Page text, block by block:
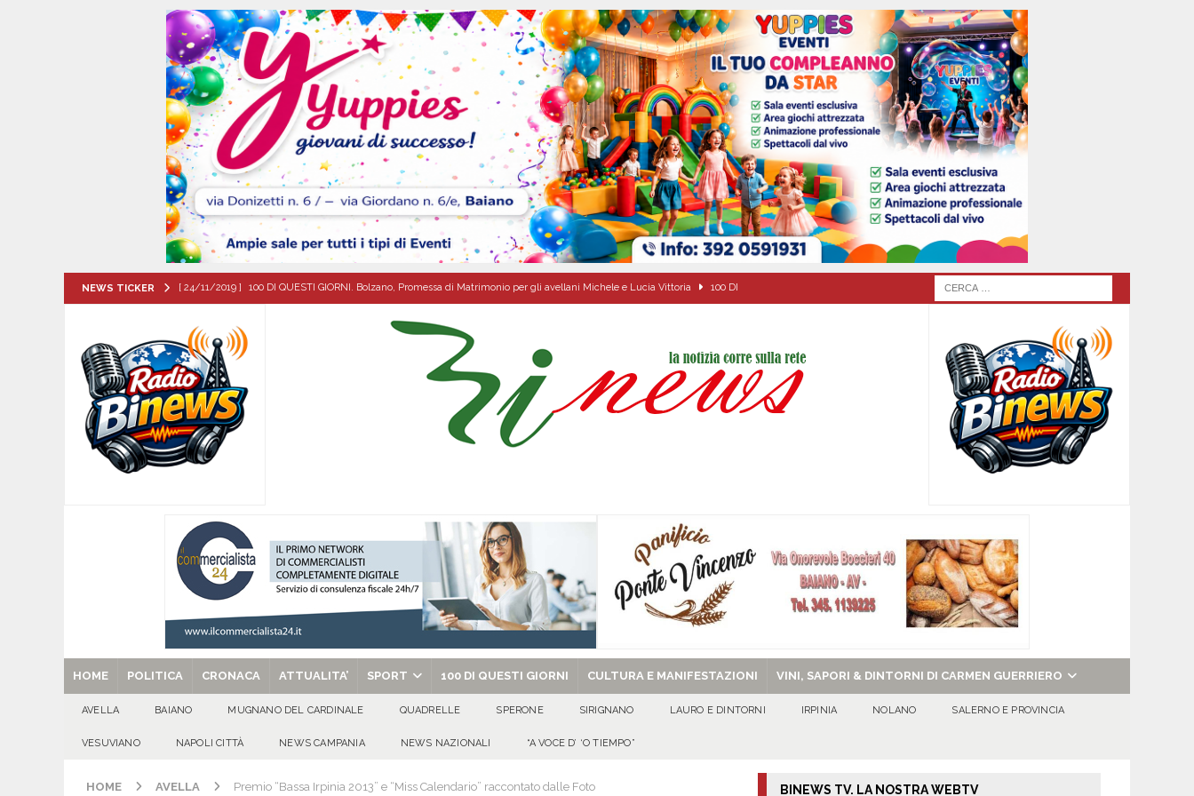
NEWS TICKER [ 24/11/2019 ] 100 DI QUESTI GIORNI. Bolzano, Promessa di Matrimonio per gli avellani Michele e Lucia Vittoria 100 DI
[ 08/08/2026 ] Forino (AV): Sale l’attesa per il concerto del 10 agosto di Anna Tatangelo in occasione dei festeggiamenti
patronali
[ 08/08/2026 ] Quadrelle in Festa: Tutto pronto per i solenni festeggiamenti in onore di San Giovanni Battista 2026!
EVIDENZA
[ 08/08/2026 ]
[ 08/08/2026 ] U.S. Avellino. Sponsor e kit gara della stagione 2026/27
[ 08/08/2026 ] Avella: lutto per la scomparsa di Antonio Napolitano AVELLA
[ 29/08/2025 ] SANT’Oggi. Venerdì 29 agosto la chiesa celebra il Martirio di san Giovanni Battista e santa Sabina EVIDENZA
HOME POLITICA CRONACA ATTUALITA’ SPORT 100 DI QUESTI GIORNI CULTURA E MANIFESTAZIONI VINI, SAPORI & DINTORNI DI CARMEN GUERRIERO
AVELLA BAIANO MUGNANO DEL CARDINALE QUADRELLE SPERONE SIRIGNANO LAURO E DINTORNI IRPINIA NOLANO SALERNO E PROVINCIA
VESUVIANO NAPOLI CITTÀ NEWS CAMPANIA NEWS NAZIONALI “A VOCE D’ ‘O TIEMPO”
HOME AVELLA Premio “Bassa Irpinia 2013” e “Miss Calendario” raccontato dalle Foto BINEWS TV. LA NOSTRA WEBTV